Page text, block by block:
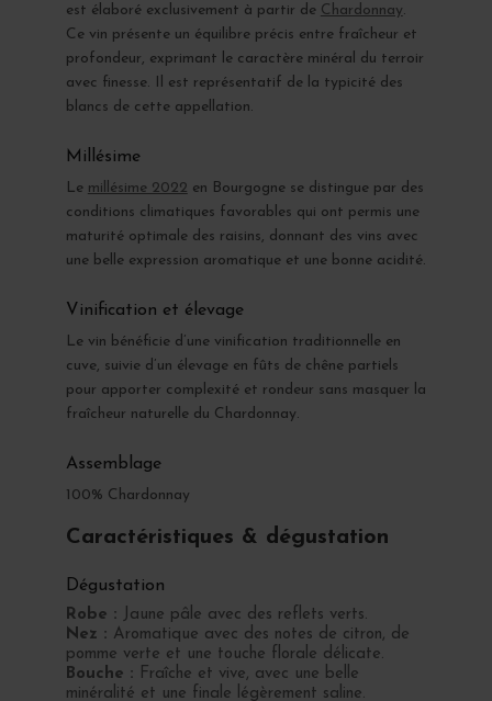
est élaboré exclusivement à partir de Chardonnay.
Ce vin présente un équilibre précis entre fraîcheur et
profondeur, exprimant le caractère minéral du terroir
avec finesse. Il est représentatif de la typicité des
blancs de cette appellation.
Millésime
Le millésime 2022 en Bourgogne se distingue par des
conditions climatiques favorables qui ont permis une
maturité optimale des raisins, donnant des vins avec
une belle expression aromatique et une bonne acidité.
Vinification et élevage
Le vin bénéficie d’une vinification traditionnelle en
cuve, suivie d’un élevage en fûts de chêne partiels
pour apporter complexité et rondeur sans masquer la
fraîcheur naturelle du Chardonnay.
Assemblage
100% Chardonnay
Caractéristiques & dégustation
Dégustation
Robe : Jaune pâle avec des reflets verts.
Nez : Aromatique avec des notes de citron, de
pomme verte et une touche florale délicate.
Bouche : Fraîche et vive, avec une belle
minéralité et une finale légèrement saline.